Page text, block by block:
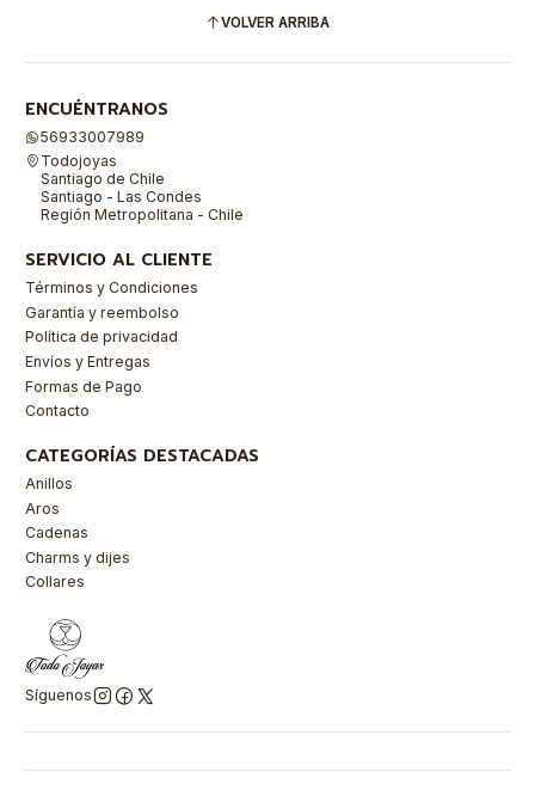
VOLVER ARRIBA
ENCUÉNTRANOS
56933007989
Todojoyas
Santiago de Chile
Santiago - Las Condes
Región Metropolitana - Chile
SERVICIO AL CLIENTE
Términos y Condiciones
Garantía y reembolso
Política de privacidad
Envíos y Entregas
Formas de Pago
Contacto
CATEGORÍAS DESTACADAS
Anillos
Aros
Cadenas
Charms y dijes
Collares
Síguenos